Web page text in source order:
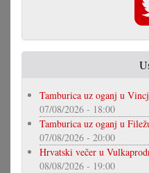
Tamburica uz oganj u
07/08/2026 - 18:00
Tamburica uz oganj u
07/08/2026 - 20:00
Hrvatski večer u
08/08/2026 - 19:00